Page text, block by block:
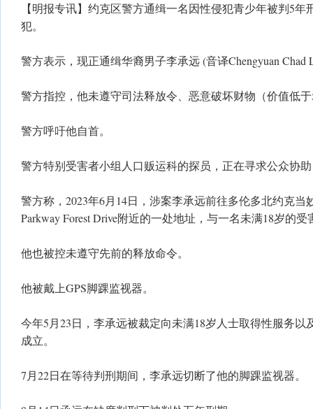
【明报专讯】约克区警方通缉一名因性侵犯青少年被判5
犯。
警方表示，现正通缉华裔男子李承远 (音译Chengyuan
警方指控，他未遵守司法释放令、恶意破坏财物（价值低
警方呼吁他自首。
警方特别受害者小组人口贩运科的探员，正在寻求公众协
警方称，2023年6月14日，涉案李承远前往多伦多北约克当
Parkway Forest Drive附近的一处地址，与一名未满18岁的
他也被控未遵守先前的释放命令。
他被戴上GPS脚踝监视器。
今年5月23日，李承远被裁定向未满18岁人士取得性服务以
成立。
7月22日在等待判刑期间，李承远切断了他的脚踝监视器。